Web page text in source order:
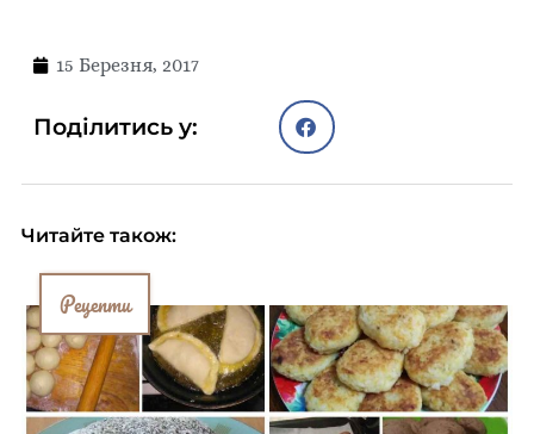
15 Березня, 2017
Поділитись у:
Читайте також:
Рецепти